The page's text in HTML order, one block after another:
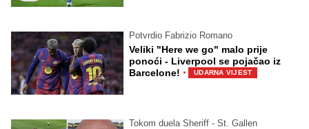
Potvrdio Fabrizio Romano
Veliki "Here we go" malo prije
ponoći - Liverpool se pojačao iz
Barcelone! · UDARNA VIJEST
Tokom duela Sheriff - St. Gallen